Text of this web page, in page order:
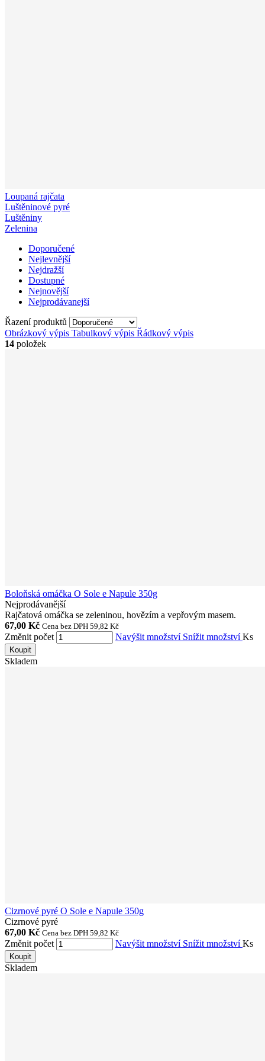
Loupaná rajčata
Luštěninové pyré
Luštěniny
Zelenina
Doporučené
Nejlevnější
Nejdražší
Dostupné
Nejnovější
Nejprodávanejší
Řazení produktů
Obrázkový výpis Tabulkový výpis Řádkový výpis
14 položek
Boloňská omáčka O Sole e Napule 350g
Nejprodávanější
Rajčatová omáčka se zeleninou, hovězím a vepřovým masem.
67,00 Kč Cena bez DPH 59,82 Kč
Změnit počet Navýšit množství Snížit množstvíKs
Koupit
Skladem
Cizrnové pyré O Sole e Napule 350g
Cizrnové pyré
67,00 Kč Cena bez DPH 59,82 Kč
Změnit počet Navýšit množství Snížit množstvíKs
Koupit
Skladem